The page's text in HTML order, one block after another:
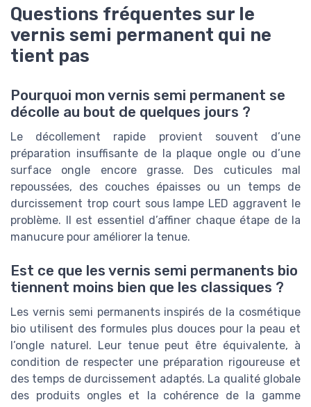
Questions fréquentes sur le
vernis semi permanent qui ne
tient pas
Pourquoi mon vernis semi permanent se
décolle au bout de quelques jours ?
Le décollement rapide provient souvent d’une
préparation insuffisante de la plaque ongle ou d’une
surface ongle encore grasse. Des cuticules mal
repoussées, des couches épaisses ou un temps de
durcissement trop court sous lampe LED aggravent le
problème. Il est essentiel d’affiner chaque étape de la
manucure pour améliorer la tenue.
Est ce que les vernis semi permanents bio
tiennent moins bien que les classiques ?
Les vernis semi permanents inspirés de la cosmétique
bio utilisent des formules plus douces pour la peau et
l’ongle naturel. Leur tenue peut être équivalente, à
condition de respecter une préparation rigoureuse et
des temps de durcissement adaptés. La qualité globale
des produits ongles et la cohérence de la gamme